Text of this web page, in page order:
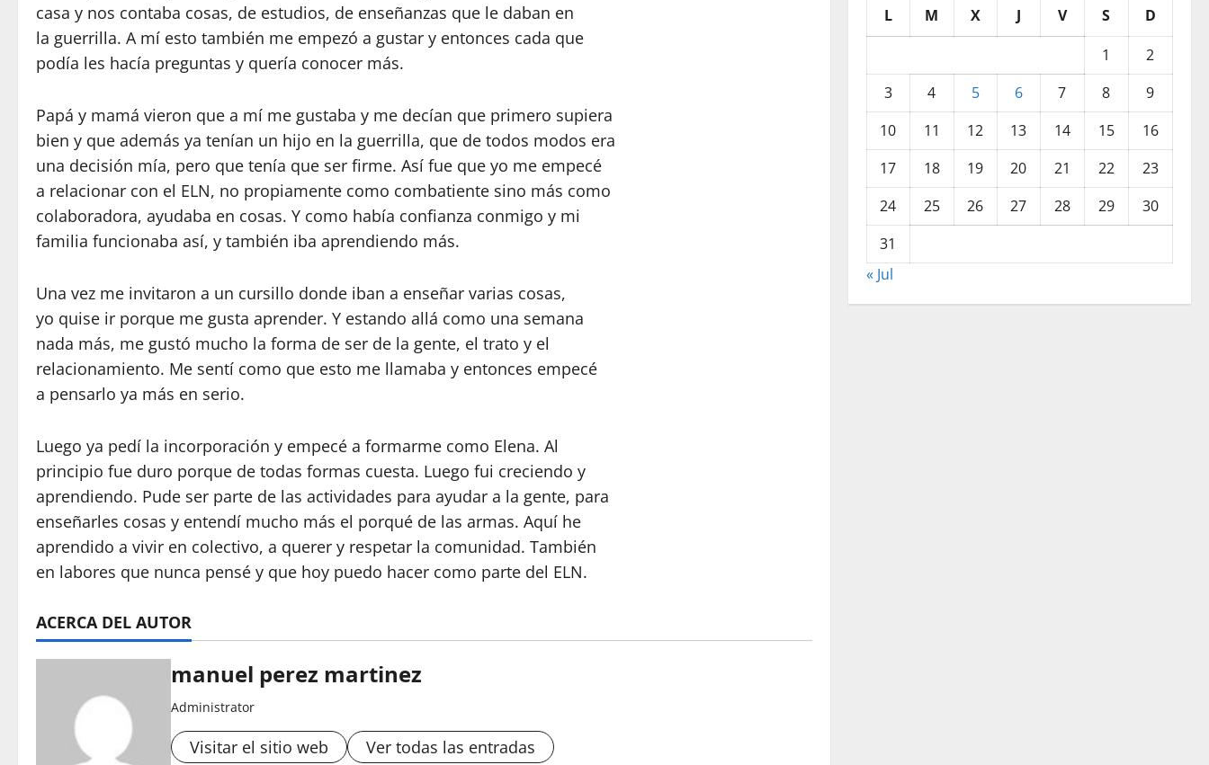
casa y nos contaba cosas, de estudios, de enseñanzas que le daban en
la guerrilla. A mí esto también me empezó a gustar y entonces cada que
podía les hacía preguntas y quería conocer más.
Papá y mamá vieron que a mí me gustaba y me decían que primero supiera
bien y que además ya tenían un hijo en la guerrilla, que de todos modos era
una decisión mía, pero que tenía que ser firme. Así fue que yo me empecé
a relacionar con el ELN, no propiamente como combatiente sino más como
colaboradora, ayudaba en cosas. Y como había confianza conmigo y mi
familia funcionaba así, y también iba aprendiendo más.
Una vez me invitaron a un cursillo donde iban a enseñar varias cosas,
yo quise ir porque me gusta aprender. Y estando allá como una semana
nada más, me gustó mucho la forma de ser de la gente, el trato y el
relacionamiento. Me sentí como que esto me llamaba y entonces empecé
a pensarlo ya más en serio.
Luego ya pedí la incorporación y empecé a formarme como Elena. Al
principio fue duro porque de todas formas cuesta. Luego fui creciendo y
aprendiendo. Pude ser parte de las actividades para ayudar a la gente, para
enseñarles cosas y entendí mucho más el porqué de las armas. Aquí he
aprendido a vivir en colectivo, a querer y respetar la comunidad. También
en labores que nunca pensé y que hoy puedo hacer como parte del ELN.
ACERCA DEL AUTOR
manuel perez martinez
Administrator
Visitar el sitio web Ver todas las entradas
L M X J V S
D
1
2
3
4 5 6 7 8
9
10
11 12 13 14 15
16
17
18 19 20 21 22
23
24
25 26 27 28 29
30
31
« Jul